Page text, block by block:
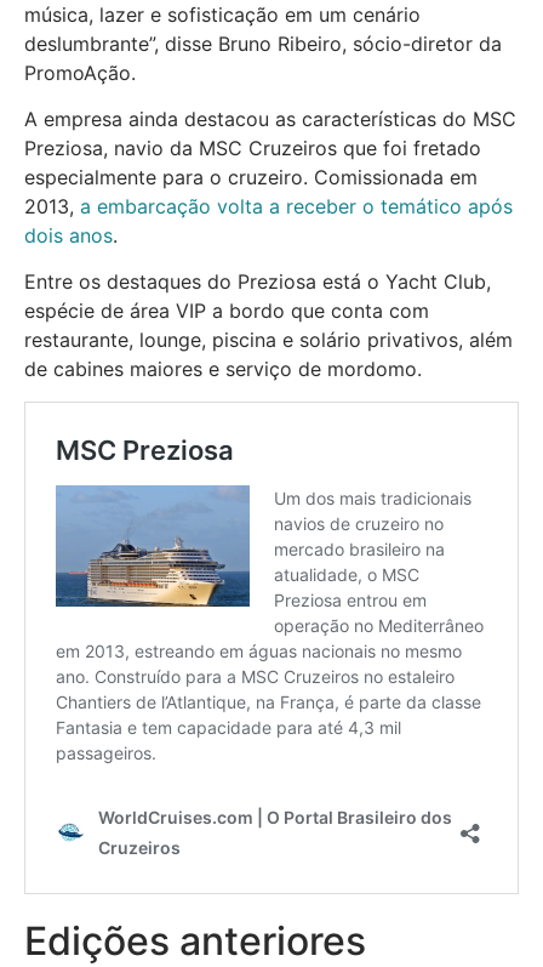
música, lazer e sofisticação em um cenário
deslumbrante”, disse Bruno Ribeiro, sócio-diretor da
PromoAção.
A empresa ainda destacou as características do MSC
Preziosa, navio da MSC Cruzeiros que foi fretado
especialmente para o cruzeiro. Comissionada em
2013, a embarcação volta a receber o temático após
dois anos.
Entre os destaques do Preziosa está o Yacht Club,
espécie de área VIP a bordo que conta com
restaurante, lounge, piscina e solário privativos, além
de cabines maiores e serviço de mordomo.
Edições anteriores